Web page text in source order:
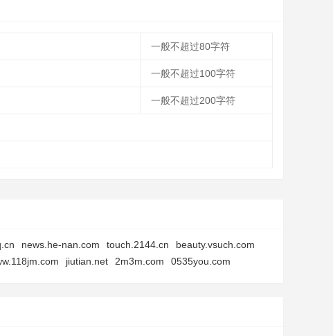
一般不超过80字符
一般不超过100字符
一般不超过200字符
news.he-nan.com touch.2144.cn
beauty.vsuch.com
jiutian.net 2m3m.com 0535you.com